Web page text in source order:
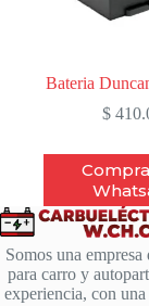
Bateria
$
Somos una
para carro y
experiencia, con